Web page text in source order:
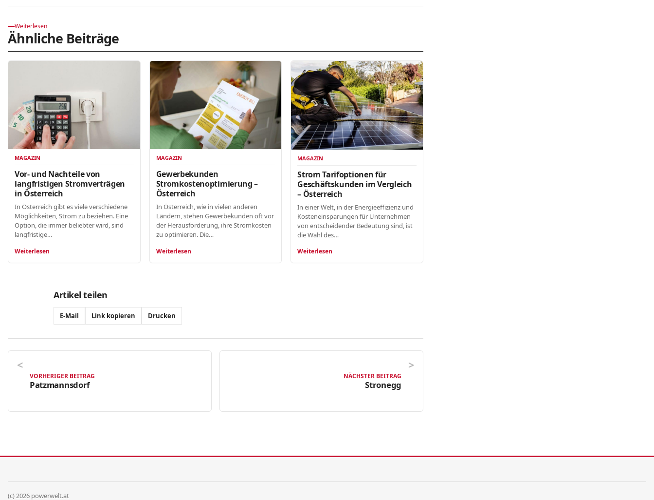
Weiterlesen
Ähnliche Beiträge
MAGAZIN
Vor- und Nachteile von
langfristigen Stromverträgen
in Österreich
In Österreich gibt es viele verschiedene
Möglichkeiten, Strom zu beziehen. Eine
Option, die immer beliebter wird, sind
langfristige…
Weiterlesen
MAGAZIN
Gewerbekunden
Stromkostenoptimierung –
Österreich
In Österreich, wie in vielen anderen
Ländern, stehen Gewerbekunden oft vor
der Herausforderung, ihre Stromkosten
zu optimieren. Die…
Weiterlesen
MAGAZIN
Strom Tarifoptionen für
Geschäftskunden im Vergleich
– Österreich
In einer Welt, in der Energieeffizienz und
Kosteneinsparungen für Unternehmen
von entscheidender Bedeutung sind, ist
die Wahl des…
Weiterlesen
Artikel teilen
E-Mail Link kopieren Drucken
VORHERIGER BEITRAG
Patzmannsdorf
NÄCHSTER BEITRAG
Stronegg
(c) 2026 powerwelt.at